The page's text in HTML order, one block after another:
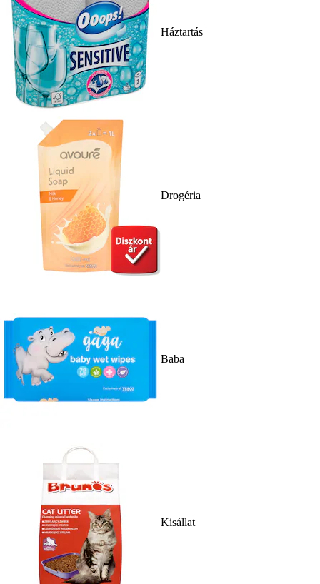
Háztartás
Drogéria
Baba
Kisállat